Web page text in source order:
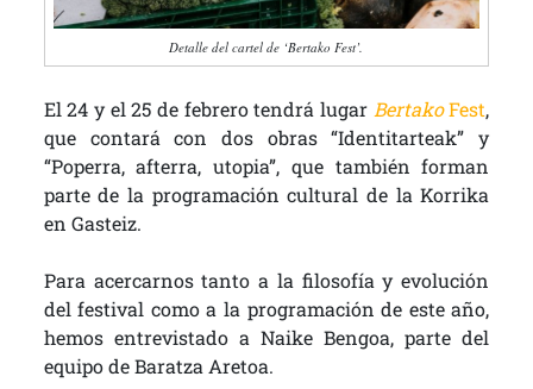
Detalle del cartel de ‘Bertako Fest’.
El 24 y el 25 de febrero tendrá lugar BertakoFest,
que contará con dos obras “Identitarteak” y
“Poperra, afterra, utopia”, que también forman
parte de la programación cultural de la Korrika
en Gasteiz.
Para acercarnos tanto a la filosofía y evolución
del festival como a la programación de este año,
hemos entrevistado a Naike Bengoa, parte del
equipo de Baratza Aretoa.